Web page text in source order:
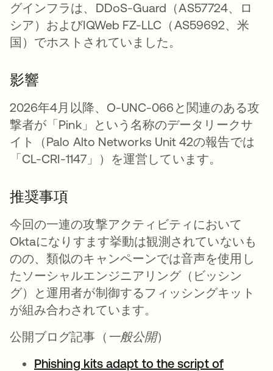
グインフラは、DDoS-Guard（AS57724、ロ
シア）およびIQWeb FZ-LLC（AS59692、米
国）でホストされていました。
影響
2026年4月以降、O-UNC-066と関連のある攻
撃者が「Pink」という名称のデータリークサ
イト（Palo Alto Networks Unit 42の報告では
「CL-CRI-1147」）を運営しています。
推奨事項
今回の一連の攻撃アクティビティにおいて
Oktaになりすます挙動は観測されていないも
のの、類似のキャンペーンでは音声を使用し
たソーシャルエンジニアリング（ビッシン
グ）と運用者が制御するフィッシングキット
が組み合わされています。
公開ブログ記事 （ 一般公開）
Phishing kits adapt to the script of